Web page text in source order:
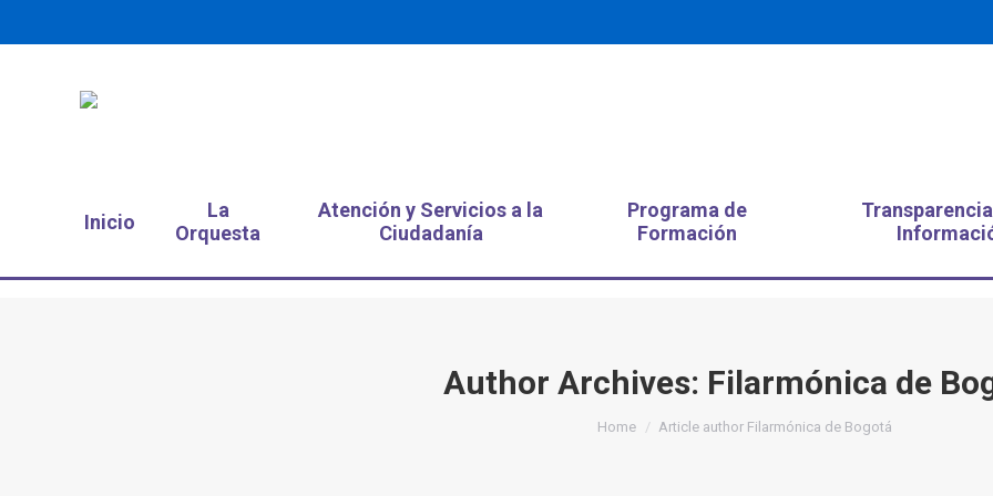
Inicio
La
Orquesta
Atención y Servicios a la
Ciudadanía
Programa de
Formación
Author Archives: Filarmónica de
You are here:
Home Article author Filarmónica de Bogotá